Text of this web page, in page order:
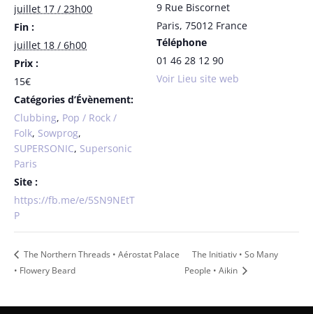
juillet 17 / 23h00
Fin :
juillet 18 / 6h00
Prix :
15€
Catégories d’Évènement:
Clubbing, Pop / Rock /
Folk, Sowprog,
SUPERSONIC, Supersonic
Paris
Site :
https://fb.me/e/5SN9NEtT
P
9 Rue Biscornet
Paris, 75012 France
Téléphone
01 46 28 12 90
Voir Lieu site web
The Northern Threads • Aérostat Palace
• Flowery Beard
The Initiativ • So Many
People • Aikin